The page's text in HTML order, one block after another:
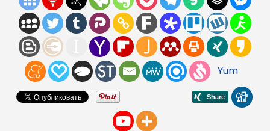
Yum